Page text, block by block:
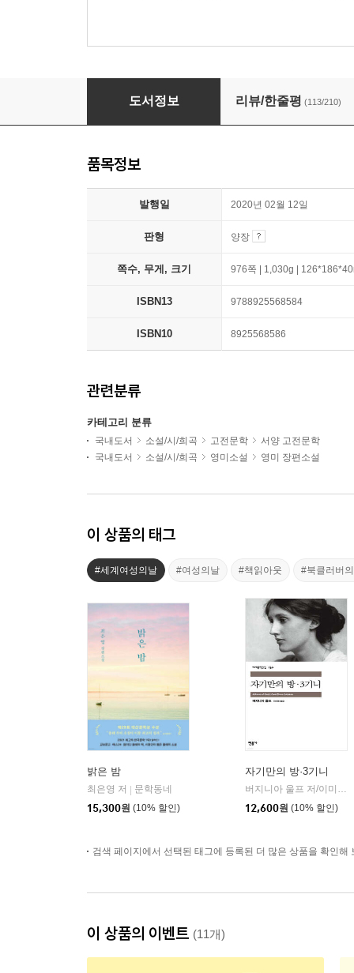
작은 아씨들
도서정보 리뷰/한줄평 (113/210)
품목정보
발행일 2020년 02월 12일
판형 양장
쪽수, 무게, 크기 976쪽 | 1,030g |
ISBN13 9788925568584
ISBN10 8925568586
관련분류
카테고리 분류
국내도서 소설/시/희곡 고전문학
서양 고전문학
국내도서
소설/시/희곡 영미소설 영미 장편소설
이 상품의 태그
#세계여성의날 #여성의날 #책읽아웃 #북클러버
밝은 밤
최은영 저
문학동네
15,300원 (10% 할인)
자기만의 방·3기니
버지니아 울프 저/이미애 역
12,600원 (10% 할인)
검색 페이지에서 선택된 태그에 등록된 더 많은 상품을 확인해
이 상품의 이벤트 (11개)